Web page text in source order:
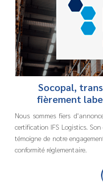
Socopal,
fièrement
Nous sommes fiers
certification IFS Logistics.
témoigne de notre
conformité réglementaire.